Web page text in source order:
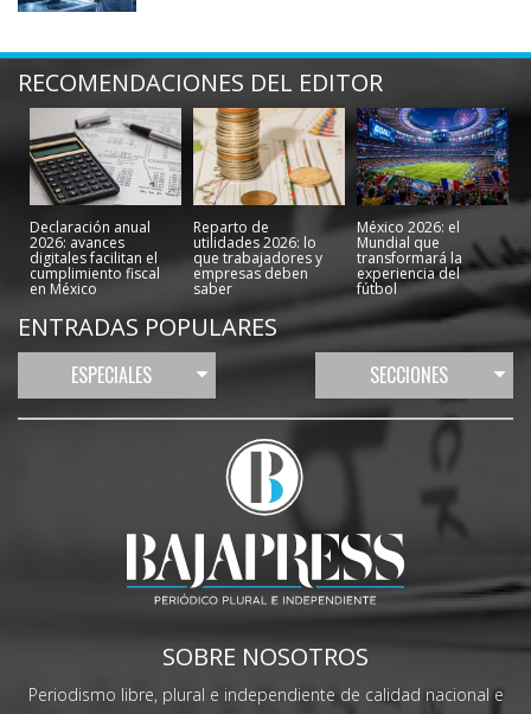
RECOMENDACIONES DEL EDITOR
Declaración anual
2026: avances
digitales facilitan el
cumplimiento fiscal
en México
Reparto de
utilidades 2026: lo
que trabajadores y
empresas deben
saber
México 2026: el
Mundial que
transformará la
experiencia del
fútbol
ENTRADAS POPULARES
ESPECIALES SECCIONES
SOBRE NOSOTROS
Periodismo libre, plural e independiente de calidad nacional e